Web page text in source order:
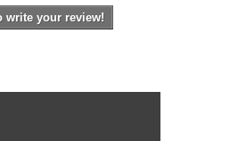
write your review!